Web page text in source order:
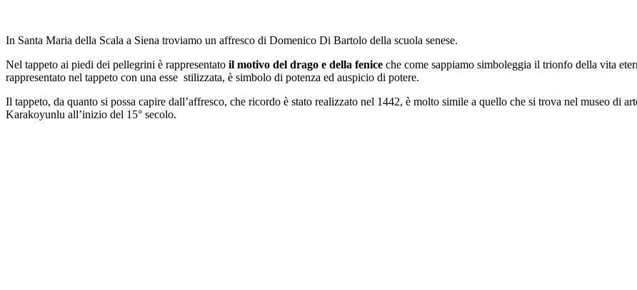
In Santa Maria della Scala a Siena troviamo un affresco di Domenico Di Bartolo della scuola senese.
Nel tappeto ai piedi dei pellegrini è rappresentato il motivo del drago e della fenice che come sappiamo simboleggia il trionfo della vita
rappresentato nel tappeto con una esse stilizzata, è simbolo di potenza ed auspicio di potere.
Il tappeto, da quanto si possa capire dall’affresco, che ricordo è stato realizzato nel 1442, è molto simile a quello che si trova nel museo di
Karakoyunlu all’inizio del 15° secolo.